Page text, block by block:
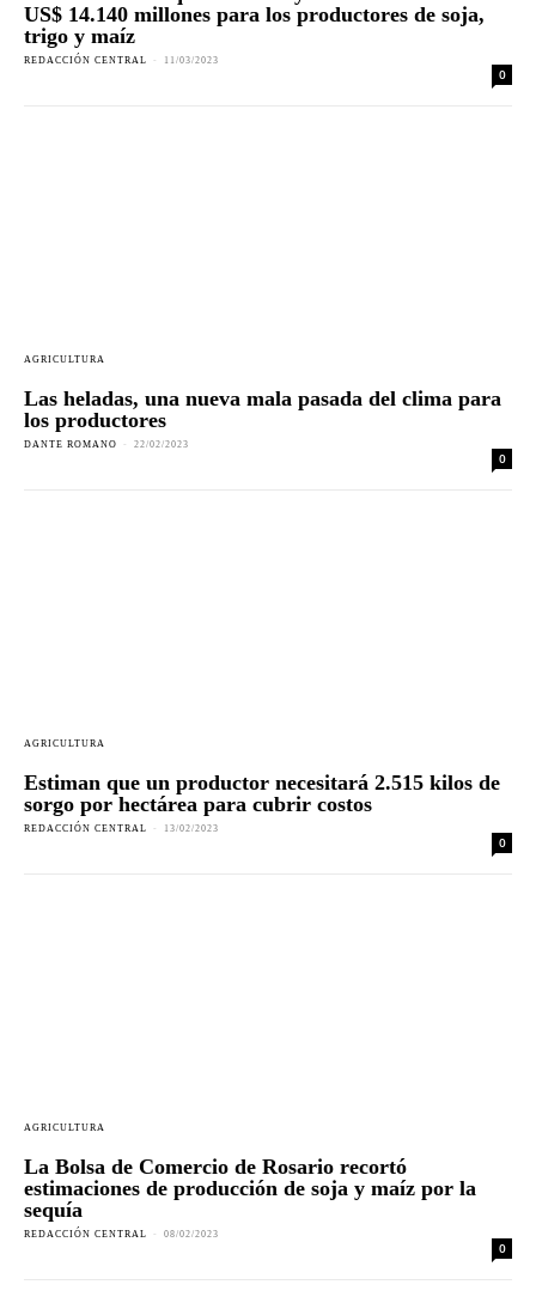
US$ 14.140 millones para los productores de soja,
trigo y maíz
REDACCIÓN CENTRAL - 11/03/2023
0
AGRICULTURA
Las heladas, una nueva mala pasada del clima para
los productores
DANTE ROMANO - 22/02/2023
0
AGRICULTURA
Estiman que un productor necesitará 2.515 kilos de
sorgo por hectárea para cubrir costos
REDACCIÓN CENTRAL - 13/02/2023
0
AGRICULTURA
La Bolsa de Comercio de Rosario recortó
estimaciones de producción de soja y maíz por la
sequía
REDACCIÓN CENTRAL - 08/02/2023
0